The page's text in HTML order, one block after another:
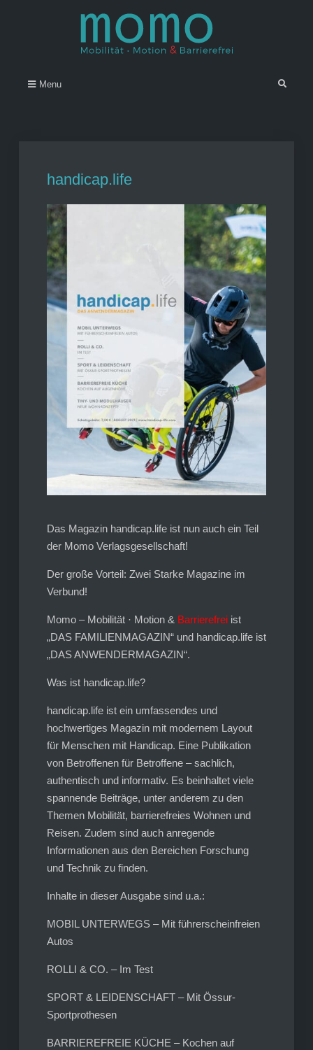
Menu Search
handicap.life
Das Magazin handicap.life ist nun auch ein Teil
der Momo Verlagsgesellschaft!
Der große Vorteil: Zwei Starke Magazine im
Verbund!
Momo – Mobilität · Motion & Barrierefreiist
„DAS FAMILIENMAGAZIN“ und handicap.life ist
„DAS ANWENDERMAGAZIN“.
Was ist handicap.life?
handicap.life ist ein umfassendes und
hochwertiges Magazin mit modernem Layout
für Menschen mit Handicap. Eine Publikation
von Betroffenen für Betroffene – sachlich,
authentisch und informativ. Es beinhaltet viele
spannende Beiträge, unter anderem zu den
Themen Mobilität, barrierefreies Wohnen und
Reisen. Zudem sind auch anregende
Informationen aus den Bereichen Forschung
und Technik zu finden.
Inhalte in dieser Ausgabe sind u.a.:
MOBIL UNTERWEGS – Mit führerscheinfreien
Autos
ROLLI & CO. – Im Test
SPORT & LEIDENSCHAFT – Mit Össur-
Sportprothesen
BARRIEREFREIE KÜCHE – Kochen auf